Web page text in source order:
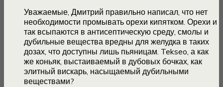
Уважаемые, Дмитрий правильно написал, что нет
необходимости промывать орехи кипятком. Орехи и
так всыпаются в антисептическую среду, смолы и
дубильные вещества вредны для желудка в таких
дозах, что доступны лишь пьяницам. Tekseo, а как
же коньяк, выстаиваемый в дубовых бочках, как
элитный вискарь, насыщаемый дубильными
веществами?